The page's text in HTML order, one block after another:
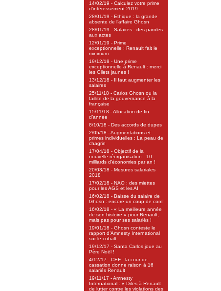
14/02/19 - Calculez votre prime
d’intéressement 2019
28/01/19 - Ethique : la grande
absente de l’affaire Ghosn
28/01/19 - Salaires : des paroles
aux actes
12/01/19 - Prime
exceptionnelle : Renault fait le
minimum
19/12/18 - Une prime
exceptionnelle à Renault : merci
les Gilets jaunes !
13/12/18 - Il faut augmenter les
salaires
25/11/18 - Carlos Ghosn ou la
faillite de la gouvernance à la
française
15/11/18 - Allocation de fin
d’année
8/10/18 - Des accords de dupes
2/05/18 - Augmentations et
primes individuelles : La peau de
chagrin
17/04/18 - Objectif de la
nouvelle réorganisation : 10
milliards d’économies par an !
20/03/18 - Mesures salariales
2018
17/02/18 - NAO : des miettes
pour les AGS et les AI
16/02/18 - Baisse du salaire de
Ghosn : encore un coup de com’
16/02/18 - « La meilleure année
de son histoire » pour Renault,
mais pas pour ses salariés !
19/01/18 - Ghosn conteste le
rapport d’Amnesty International
sur le cobalt
19/12/17 - Santa Carlos joue au
Père Noël !
4/12/17 - CEF : la cour de
cassation donne raison à 16
salariés Renault
19/11/17 - Amnesty
International : « Dites à Renault
de lutter contre les violations des